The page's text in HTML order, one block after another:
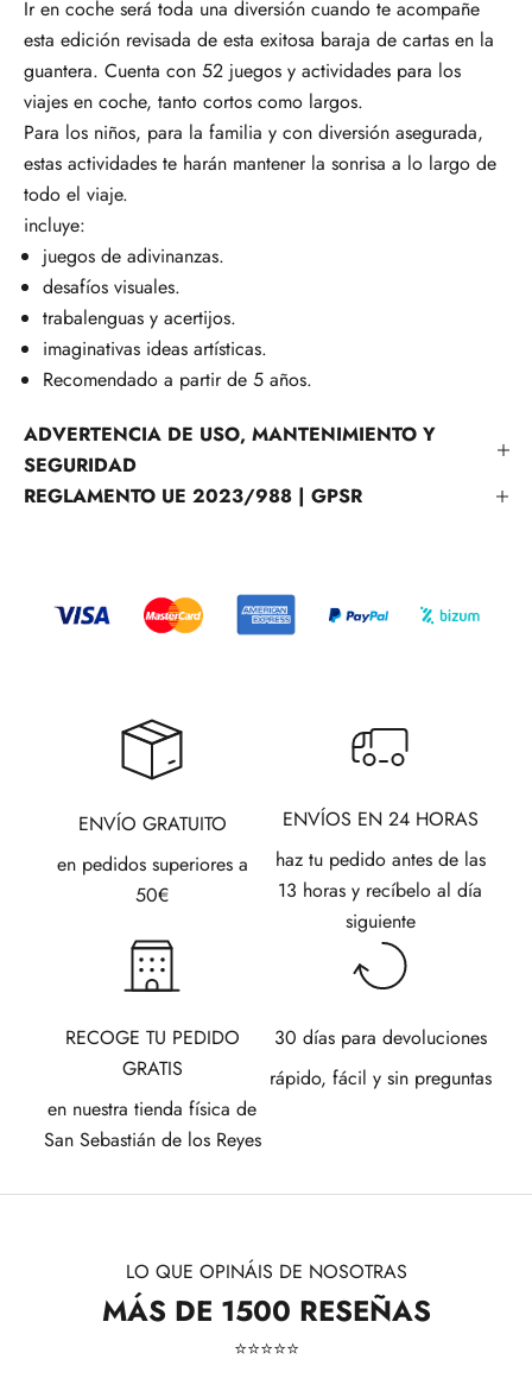
Ir en coche será toda una diversión cuando te acompañe
esta edición revisada de esta exitosa baraja de cartas en la
guantera. Cuenta con 52 juegos y actividades para los
viajes en coche, tanto cortos como largos.
Para los niños, para la familia y con diversión asegurada,
estas actividades te harán mantener la sonrisa a lo largo de
todo el viaje.
incluye:
juegos de adivinanzas.
desafíos visuales.
trabalenguas y acertijos.
imaginativas ideas artísticas.
Recomendado a partir de 5 años.
ADVERTENCIA DE USO, MANTENIMIENTO Y
SEGURIDAD
REGLAMENTO UE 2023/988 | GPSR
ENVÍO GRATUITO
en pedidos superiores a
50€
ENVÍOS EN 24 HORAS
haz tu pedido antes de las
13 horas y recíbelo al día
siguiente
RECOGE TU PEDIDO
GRATIS
en nuestra tienda física de
San Sebastián de los Reyes
30 días para devoluciones
rápido, fácil y sin preguntas
LO QUE OPINÁIS DE NOSOTRAS
MÁS DE 1500 RESEÑAS
⭐​⭐​⭐​⭐​⭐​